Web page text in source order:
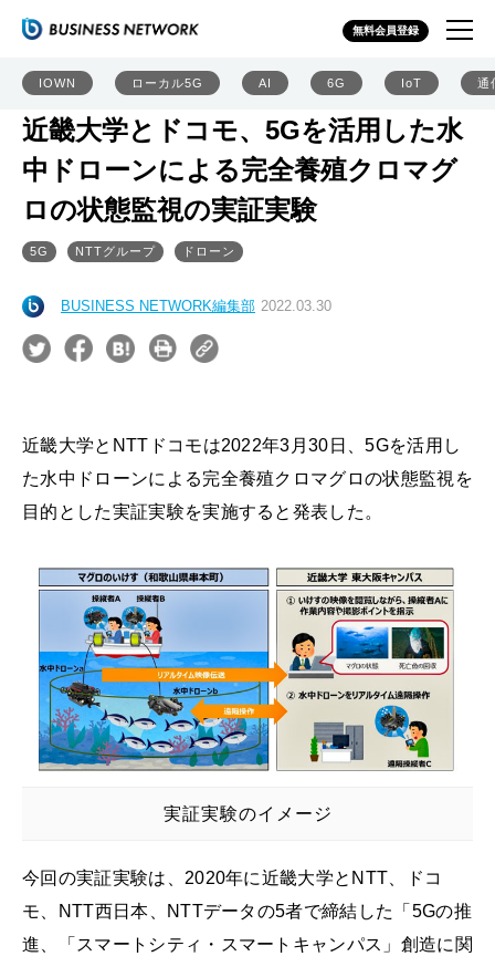
無料会員登録
IOWN ローカル5G AI 6G IoT 通
近畿大学とドコモ、5Gを活用した水
中ドローンによる完全養殖クロマグ
ロの状態監視の実証実験
5G NTTグループ ドローン
BUSINESS NETWORK編集部 2022.03.30
近畿大学とNTTドコモは2022年3月30日、5Gを活用し
た水中ドローンによる完全養殖クロマグロの状態監視を
目的とした実証実験を実施すると発表した。
実証実験のイメージ
今回の実証実験は、2020年に近畿大学とNTT、ドコ
モ、NTT西日本、NTTデータの5者で締結した「5Gの推
進、「スマートシティ・スマートキャンパス」創造に関